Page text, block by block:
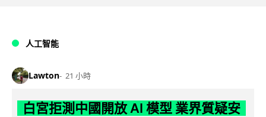
人工智能
Lawton 21 小時
白宮拒測中國開放 AI 模型 業界質疑安